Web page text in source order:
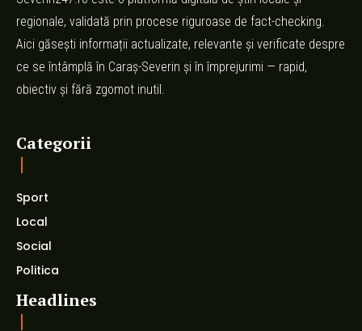
regionale, validată prin procese riguroase de fact-checking.
Aici găsești informații actualizate, relevante și verificate despre
ce se întâmplă în Caraș-Severin și în împrejurimi — rapid,
obiectiv și fără zgomot inutil.
Categorii
Sport
Local
Social
Politica
Headlines